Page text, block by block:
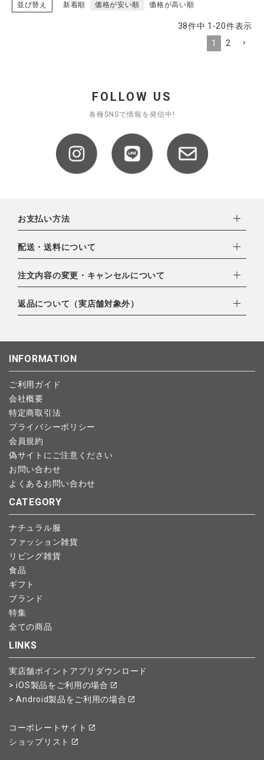
並び替え 新着順 価格が安い順 価格が高い順
38件中 1 -20件表示
1
2
FOLLOW US
各種SNSで情報を発信中!
お支払い方法
下記お支払い方法よりお選びいただけます。
・クレジットカード（VISA,mastercard,JCB,AMERICAN
EXPRESS,Diners Club）
・amazonペイメント
・楽天ペイ
・PayPay
配送・送料について
配達業者：日本郵便
北海道：1,400円
注文内容の変更・キャンセルについて
ご注文日当日から翌日のAM9:00までにご連絡頂いた場合はキャ
ンセルは可能です。
します。
予約商品など一部キャンセルが出来ない場合がございます。あら
かじめご了承ください。
返品について（実店舗対象外）
こちら よりご依頼ください。
INFORMATION
ご利用ガイド
会社概要
特定商取引法
プライバシーポリシー
会員規約
偽サイトにご注意ください
お問い合わせ
よくあるお問い合わせ
CATEGORY
ナチュラル服
ファッション雑貨
リビング雑貨
食品
ギフト
ブランド
特集
全ての商品
LINKS
実店舗ポイントアプリダウンロード
> iOS製品をご利用の場合
> Android製品をご利用の場合
コーポレートサイト
ショップリスト